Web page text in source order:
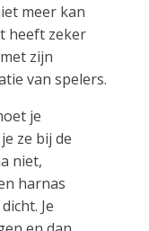
meer kan
heeft zeker
zijn
van spelers.
je
ze bij de
niet,
harnas
Je